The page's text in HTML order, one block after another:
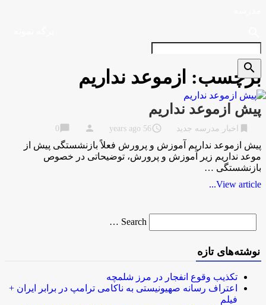
برچسب: ازموعد نداریم
پیش ازموعد نداریم
اخبار مدرسه جدید access_time
56 years ago
person
chat_bubble
پیش ازموعد نداریم آموزش و پرورش فعلاً بازنشستگی پیش از
موعد نداریم زیر آموزش و پرورش، توضیحاتی در خصوص
بازنشستگی …
View article...
for
Search …
search
نوشته‌های تازه
تکذیب وقوع انفجار در مرز شلمچه
اعتراف رسانه صهیونیستی به ناکامی ترامپ در برابر ایران +
فیلم